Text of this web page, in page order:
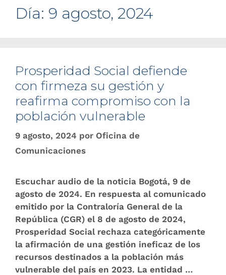
Día: 9 agosto, 2024
Prosperidad Social defiende
con firmeza su gestión y
reafirma compromiso con la
población vulnerable
9 agosto, 2024 por Oficina de
Comunicaciones
Escuchar audio de la noticia Bogotá, 9 de
agosto de 2024. En respuesta al comunicado
emitido por la Contraloría General de la
República (CGR) el 8 de agosto de 2024,
Prosperidad Social rechaza categóricamente
la afirmación de una gestión ineficaz de los
recursos destinados a la población más
vulnerable del país en 2023. La entidad …